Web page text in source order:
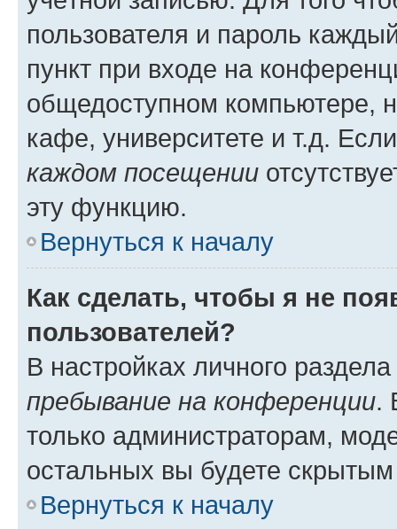
пользователя и пароль
пункт при входе на
общедоступном компьютере,
кафе, университете и т.д.
каждом посещении
эту функцию.
Вернуться к началу
Как сделать, чтобы я не
пользователей?
В настройках личного
пребывание на конференции.
только администраторам,
остальных вы будете
Вернуться к началу